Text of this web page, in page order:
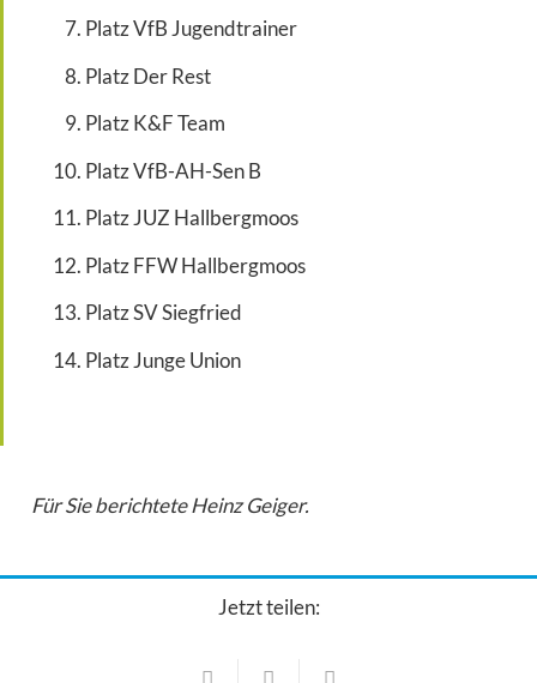
Platz VfB Jugendtrainer
Platz Der Rest
Platz K&F Team
Platz VfB-AH-Sen B
Platz JUZ Hallbergmoos
Platz FFW Hallbergmoos
Platz SV Siegfried
Platz Junge Union
Für Sie berichtete Heinz Geiger.
Jetzt teilen: